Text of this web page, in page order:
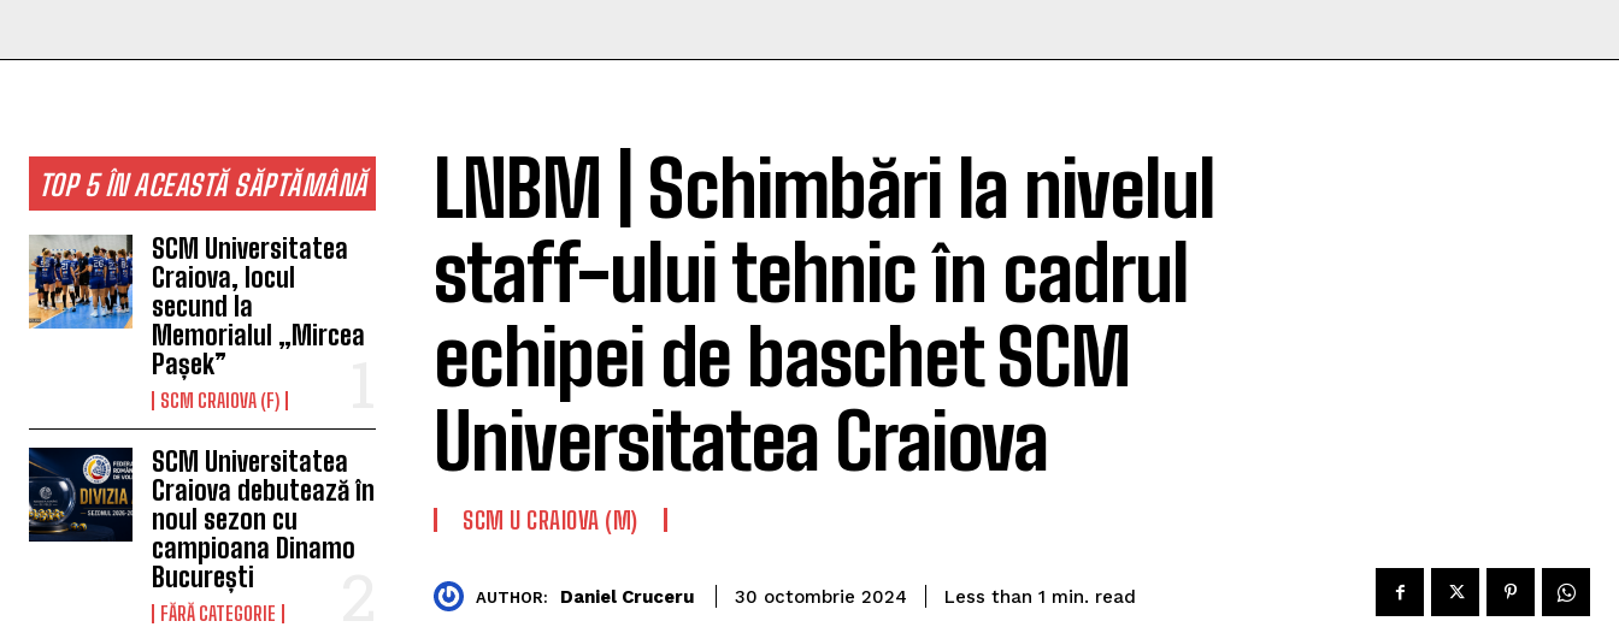
TOP 5 ÎN ACEASTĂ SĂPTĂMÂNĂ
SCM Universitatea
Craiova, locul
secund la
Memorialul „Mircea
Pașek”
SCM CRAIOVA (F)
SCM Universitatea
Craiova debutează în
noul sezon cu
campioana Dinamo
București
FĂRĂ CATEGORIE
LNBM | Schimbări la nivelul
staff-ului tehnic în cadrul
echipei de baschet SCM
Universitatea Craiova
SCM U CRAIOVA (M)
AUTHOR: Daniel Cruceru 30 octombrie 2024 Less than 1 min. read